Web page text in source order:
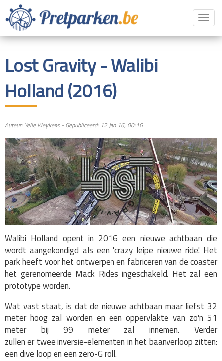
Lost Gravity - Walibi
Holland (2016)
Auteur: Yelle Kleykens - Gepubliceerd: 12 Jan 16, 00:16
Walibi Holland opent in 2016 een nieuwe achtbaan die
wordt aangekondigd als een 'crazy leipe nieuwe ride'. Het
park heeft voor het ontwerpen en fabriceren van de coaster
het gerenomeerde Mack Rides ingeschakeld. Het zal een
prototype worden.
Wat vast staat, is dat de nieuwe achtbaan maar liefst 32
meter hoog zal worden en een oppervlakte van zo'n 51
meter bij 99 meter zal innemen. Verder
zullen er twee inversie-elementen in het baanverloop zitten:
een dive loop en een zero-G roll.